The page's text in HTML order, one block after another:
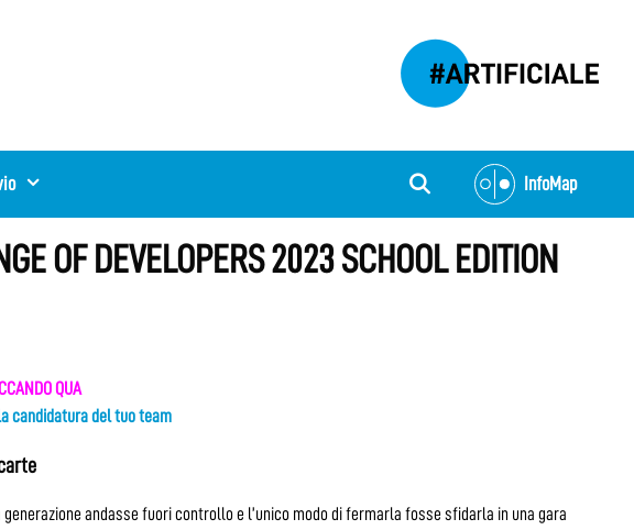
InfoMap
OF DEVELOPERS 2023 SCHOOL EDITION
QUA
candidatura del tuo team
generazione andasse fuori controllo e l’unico modo di fermarla fosse sfidarla in una gara